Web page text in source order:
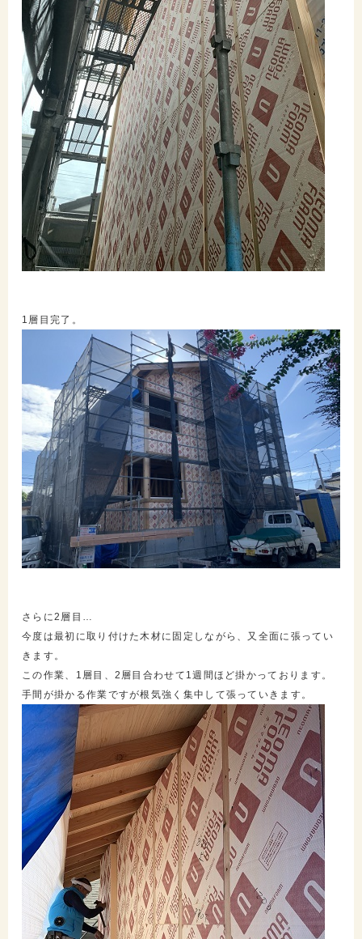
1層目完了。
さらに2層目…
今度は最初に取り付けた木材に固定しながら、又全面に張ってい
きます。
この作業、1層目、2層目合わせて1週間ほど掛かっております。
手間が掛かる作業ですが根気強く集中して張っていきます。